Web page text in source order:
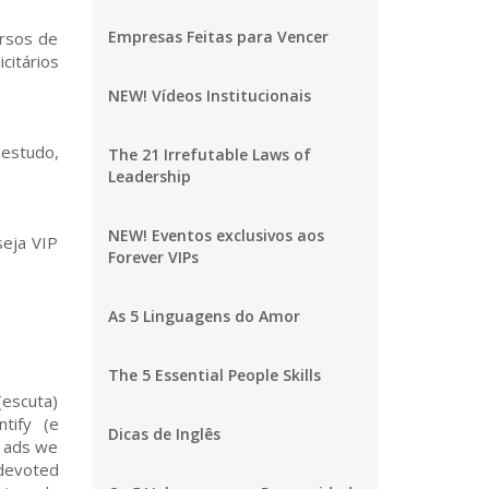
de
VIP
(entender a outra pessoa) is a precondition to speak (é uma pré-condição para falar) in a persuasive way (de uma forma persuasiva) and develop options (e desenvolver opções) to be persuasive. (para ser persuasivo) And now let's get (e agora vamos pegar) Robert Cialdini's books. (os livros do Cialdini) These two books. (estes dois livros) “Pre-suasion” (pré-suasão) “The Weapons of Persuasion” (As Armas da Persuasão) We can read parts of these two books (nós podemos ler partes destes dois livros) a little bit later. (um pouco mais tarde) Let's just have some wa
Empresas Feitas para Vencer
NEW! Vídeos Institucionais
The 21 Irrefutable Laws of
Leadership
NEW! Eventos exclusivos aos
Forever VIPs
As 5 Linguagens do Amor
The 5 Essential People Skills
Dicas de Inglês